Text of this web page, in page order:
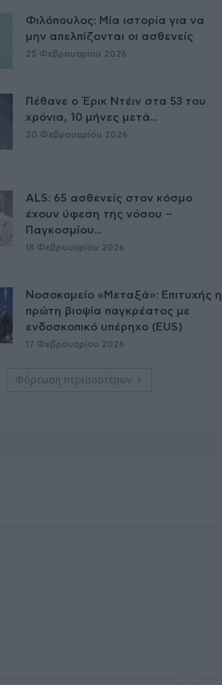
Φιλόπουλος: Μία ιστορία για να
μην απελπίζονται οι ασθενείς
25 Φεβρουαρίου 2026
Πέθανε ο Έρικ Ντέιν στα 53 του
χρόνια, 10 μήνες μετά...
20 Φεβρουαρίου 2026
ALS: 65 ασθενείς στον κόσμο
έχουν ύφεση της νόσου –
Παγκοσμίου...
18 Φεβρουαρίου 2026
Νοσοκομείο «Μεταξά»: Επιτυχής η
πρώτη βιοψία παγκρέατος με
ενδοσκοπικό υπέρηχο (EUS)
17 Φεβρουαρίου 2026
Φόρτωση περισσοτέρων